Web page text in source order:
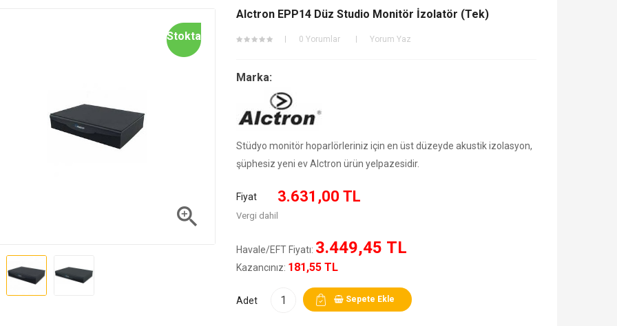

Stokta
Alctron EPP14 Düz Studio Monitör İzolatör (Tek)
0 Yorumlar Yorum Yaz
Marka:
Stüdyo monitör hoparlörleriniz için en üst düzeyde akustik izolasyon,
şüphesiz yeni ev Alctron ürün yelpazesidir.
Fiyat 3.631,00 TL
Vergi dahil
Havale/EFT Fiyatı: 3.449,45 TL
Kazancınız: 181,55 TL
Adet Sepete Ekle